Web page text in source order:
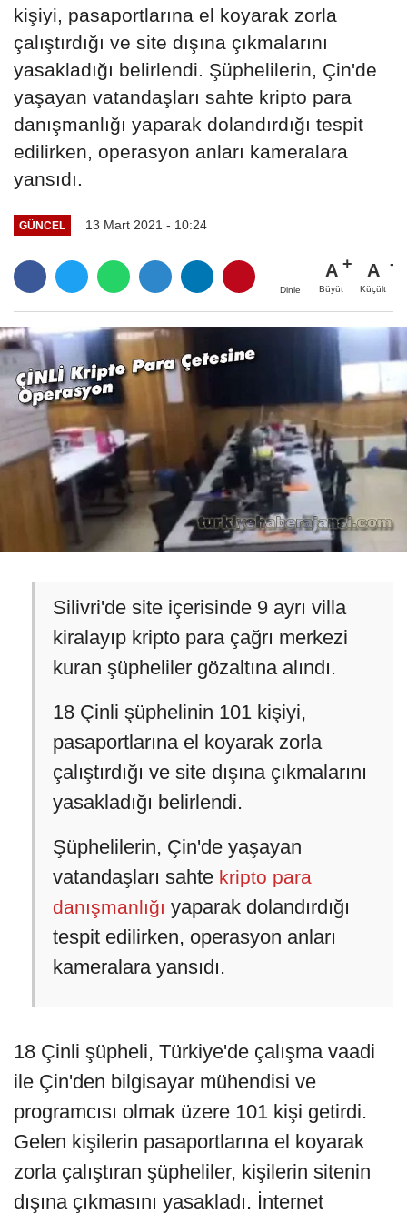
kişiyi, pasaportlarına el koyarak zorla
çalıştırdığı ve site dışına çıkmalarını
yasakladığı belirlendi. Şüphelilerin, Çin'de
yaşayan vatandaşları sahte kripto para
danışmanlığı yaparak dolandırdığı tespit
edilirken, operasyon anları kameralara
yansıdı.
GÜNCEL 13 Mart 2021 - 10:24
Dinle
A
Büyüt
A
Küçült
Silivri'de site içerisinde 9 ayrı villa
kiralayıp kripto para çağrı merkezi
kuran şüpheliler gözaltına alındı.
18 Çinli şüphelinin 101 kişiyi,
pasaportlarına el koyarak zorla
çalıştırdığı ve site dışına çıkmalarını
yasakladığı belirlendi.
Şüphelilerin, Çin'de yaşayan
vatandaşları sahte kripto para
danışmanlığı yaparak dolandırdığı
tespit edilirken, operasyon anları
kameralara yansıdı.
18 Çinli şüpheli, Türkiye'de çalışma vaadi
ile Çin'den bilgisayar mühendisi ve
programcısı olmak üzere 101 kişi getirdi.
Gelen kişilerin pasaportlarına el koyarak
zorla çalıştıran şüpheliler, kişilerin sitenin
dışına çıkmasını yasakladı. İnternet